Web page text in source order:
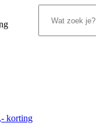
korting